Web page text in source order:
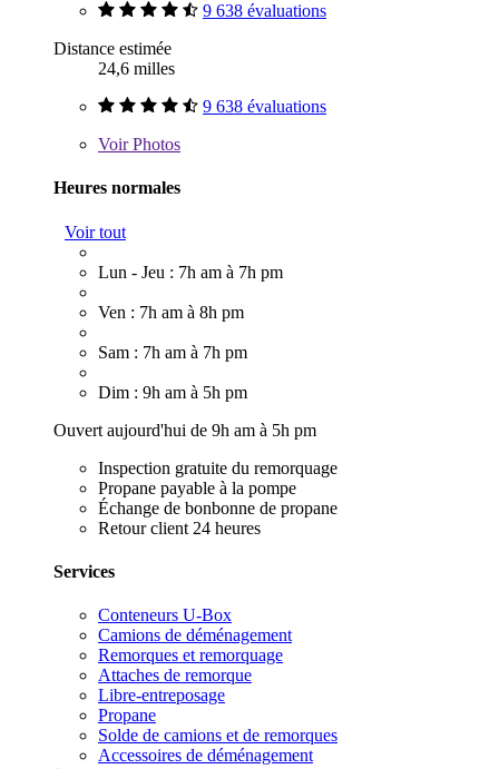
9 638 évaluations
Distance estimée
24,6 milles
9 638 évaluations
VoirPhotos
Heures normales
Voir tout
Lun - Jeu : 7h am à 7h pm
Ven : 7h am à 8h pm
Sam : 7h am à 7h pm
Dim : 9h am à 5h pm
Ouvert aujourd'hui de 9h am à 5h pm
Inspection gratuite du remorquage
Propane payable à la pompe
Échange de bonbonne de propane
Retour client 24 heures
Services
Conteneurs U-Box
Camions de déménagement
Remorques et remorquage
Attaches de remorque
Libre-entreposage
Propane
Solde de camions et de remorques
Accessoires de déménagement